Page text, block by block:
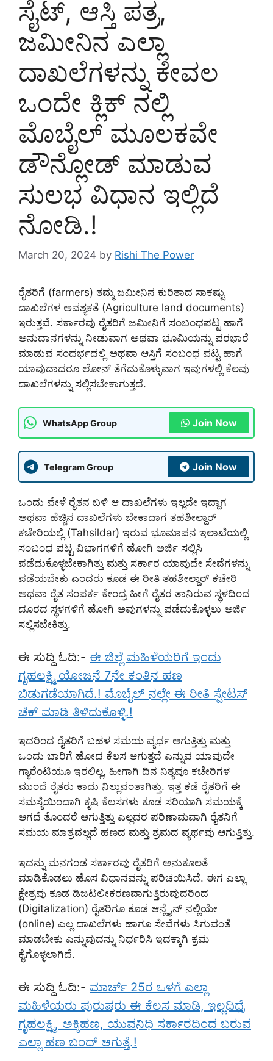
ಸೈಟ್, ಆಸ್ತಿ ಪತ್ರ,
ಜಮೀನಿನ ಎಲ್ಲಾ
ದಾಖಲೆಗಳನ್ನು ಕೇವಲ
ಒಂದೇ ಕ್ಲಿಕ್ ನಲ್ಲಿ
ಮೊಬೈಲ್ ಮೂಲಕವೇ
ಡೌನ್ಲೋಡ್ ಮಾಡುವ
ಸುಲಭ ವಿಧಾನ ಇಲ್ಲಿದೆ
ನೋಡಿ.!
March 20, 2024 by Rishi The Power
ರೈತರಿಗೆ (farmers) ತಮ್ಮ ಜಮೀನಿನ ಕುರಿತಾದ ಸಾಕಷ್ಟು
ದಾಖಲೆಗಳ ಅವಶ್ಯಕತೆ (Agriculture land documents)
ಇರುತ್ತವೆ. ಸರ್ಕಾರವು ರೈತರಿಗೆ ಜಮೀನಿಗೆ ಸಂಬಂಧಪಟ್ಟ ಹಾಗೆ
ಅನುದಾನಗಳನ್ನು ನೀಡುವಾಗ ಅಥವಾ ಭೂಮಿಯನ್ನು ಪರಭಾರೆ
ಮಾಡುವ ಸಂದರ್ಭದಲ್ಲಿ ಅಥವಾ ಆಸ್ತಿಗೆ ಸಂಬಂಧ ಪಟ್ಟ ಹಾಗೆ
ಯಾವುದಾದರೂ ಲೋನ್ ತೆಗೆದುಕೊಳ್ಳುವಾಗ ಇವುಗಳಲ್ಲಿ ಕೆಲವು
ದಾಖಲೆಗಳನ್ನು ಸಲ್ಲಿಸಬೇಕಾಗುತ್ತದೆ.
WhatsApp Group Join Now
Telegram Group Join Now
ಒಂದು ವೇಳೆ ರೈತನ ಬಳಿ ಆ ದಾಖಲೆಗಳು ಇಲ್ಲದೇ ಇದ್ದಾಗ
ಅಥವಾ ಹೆಚ್ಚಿನ ದಾಖಲೆಗಳು ಬೇಕಾದಾಗ ತಹಶೀಲ್ದಾರ್
ಕಚೇರಿಯಲ್ಲಿ (Tahsildar) ಇರುವ ಭೂಮಾಪನ ಇಲಾಖೆಯಲ್ಲಿ
ಸಂಬಂಧ ಪಟ್ಟ ವಿಭಾಗಗಳಿಗೆ ಹೋಗಿ ಅರ್ಜಿ ಸಲ್ಲಿಸಿ
ಪಡೆದುಕೊಳ್ಳಬೇಕಾಗಿತ್ತು ಮತ್ತು ಸರ್ಕಾರ ಯಾವುದೇ ಸೇವೆಗಳನ್ನು
ಪಡೆಯಬೇಕು ಎಂದರು ಕೂಡ ಈ ರೀತಿ ತಹಶೀಲ್ದಾರ್ ಕಚೇರಿ
ಅಥವಾ ರೈತ ಸಂಪರ್ಕ ಕೇಂದ್ರ ಹೀಗೆ ರೈತರ ತಾನಿರುವ ಸ್ಥಳದಿಂದ
ದೂರದ ಸ್ಥಳಗಳಿಗೆ ಹೋಗಿ ಅವುಗಳನ್ನು ಪಡೆದುಕೊಳ್ಳಲು ಅರ್ಜಿ
ಸಲ್ಲಿಸಬೇಕಿತ್ತು.
ಈ ಸುದ್ದಿ ಓದಿ:- ಈ ಜಿಲ್ಲೆ ಮಹಿಳೆಯರಿಗೆ ಇಂದು
ಗೃಹಲಕ್ಷ್ಮಿ ಯೋಜನೆ 7ನೇ ಕಂತಿನ ಹಣ
ಬಿಡುಗಡೆಯಾಗಿದೆ.! ಮೊಬೈಲ್ ನಲ್ಲೇ ಈ ರೀತಿ ಸ್ಟೇಟಸ್
ಚೆಕ್ ಮಾಡಿ ತಿಳಿದುಕೊಳ್ಳಿ.!
ಇದರಿಂದ ರೈತರಿಗೆ ಬಹಳ ಸಮಯ ವ್ಯರ್ಥ ಆಗುತ್ತಿತ್ತು ಮತ್ತು
ಒಂದು ಬಾರಿಗೆ ಹೋದ ಕೆಲಸ ಆಗುತ್ತದೆ ಎನ್ನುವ ಯಾವುದೇ
ಗ್ಯಾರೆಂಟಿಯೂ ಇರಲಿಲ್ಲ, ಹೀಗಾಗಿ ದಿನ ನಿತ್ಯವೂ ಕಚೇರಿಗಳ
ಮುಂದೆ ರೈತರು ಕಾದು ನಿಲ್ಲುವಂತಾಗಿತ್ತು. ಇತ್ತ ಕಡೆ ರೈತರಿಗೆ ಈ
ಸಮಸ್ಯೆಯಿಂದಾಗಿ ಕೃಷಿ ಕೆಲಸಗಳು ಕೂಡ ಸರಿಯಾಗಿ ಸಮಯಕ್ಕೆ
ಆಗದೆ ತೊಂದರೆ ಆಗುತ್ತಿತ್ತು ಎಲ್ಲದರ ಪರಿಣಾಮವಾಗಿ ರೈತನಿಗೆ
ಸಮಯ ಮಾತ್ರವಲ್ಲದೆ ಹಣದ ಮತ್ತು ಶ್ರಮದ ವ್ಯರ್ಥವು ಆಗುತ್ತಿತ್ತು.
ಇದನ್ನು ಮನಗಂಡ ಸರ್ಕಾರವು ರೈತರಿಗೆ ಅನುಕೂಲತೆ
ಮಾಡಿಕೊಡಲು ಹೊಸ ವಿಧಾನವನ್ನು ಪರಿಚಯಿಸಿದೆ. ಈಗ ಎಲ್ಲಾ
ಕ್ಷೇತ್ರವು ಕೂಡ ಡಿಜಟಲೀಕರಣವಾಗುತ್ತಿರುವುದರಿಂದ
(Digitalization) ರೈತರಿಗೂ ಕೂಡ ಆನ್ಲೈನ್ ನಲ್ಲಿಯೇ
(online) ಎಲ್ಲ ದಾಖಲೆಗಳು ಹಾಗೂ ಸೇವೆಗಳು ಸಿಗುವಂತೆ
ಮಾಡಬೇಕು ಎನ್ನುವುದನ್ನು ನಿರ್ಧರಿಸಿ ಇದಕ್ಕಾಗಿ ಕ್ರಮ
ಕೈಗೊಳ್ಳಲಾಗಿದೆ.
ಈ ಸುದ್ದಿ ಓದಿ:- ಮಾರ್ಚ್ 25ರ ಒಳಗೆ ಎಲ್ಲಾ
ಮಹಿಳೆಯರು ಪುರುಷರು ಈ ಕೆಲಸ ಮಾಡಿ, ಇಲ್ಲದಿದ್ರೆ
ಗೃಹಲಕ್ಷ್ಮಿ, ಅಕ್ಕಿಹಣ, ಯುವನಿಧಿ ಸರ್ಕಾರದಿಂದ ಬರುವ
ಎಲ್ಲಾ ಹಣ ಬಂದ್ ಆಗುತ್ತೆ.!